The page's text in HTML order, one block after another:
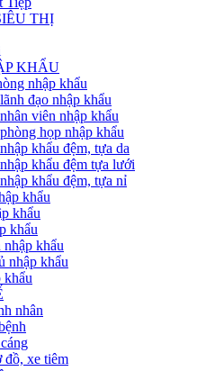
THỊ
KHẨU
nhập khẩu
đạo nhập khẩu
viên nhập khẩu
họp nhập khẩu
khẩu đệm, tựa da
khẩu đệm tựa lưới
khẩu đệm, tựa nỉ
khẩu
khẩu
khẩu
nhập khẩu
nhập khẩu
khẩu
nhân
đồ, xe tiêm